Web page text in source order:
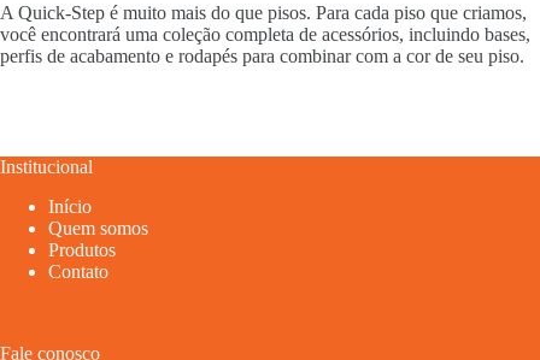
A Quick-Step é muito mais do que pisos. Para cada piso que criamos,
você encontrará uma coleção completa de acessórios, incluindo bases,
perfis de acabamento e rodapés para combinar com a cor de seu piso.
Institucional
Início
Quem somos
Produtos
Contato
Fale conosco